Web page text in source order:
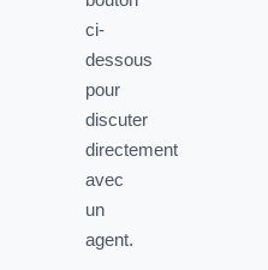
ci-
dessous
pour
discuter
directement
avec
un
agent.